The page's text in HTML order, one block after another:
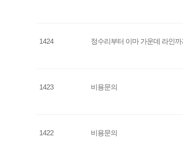
1424 정수리부터 이마 가운데 라인
1423 비용문의
1422 비용문의